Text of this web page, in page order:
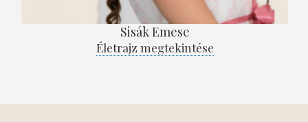
Sisák Emese
Életrajz megtekintése